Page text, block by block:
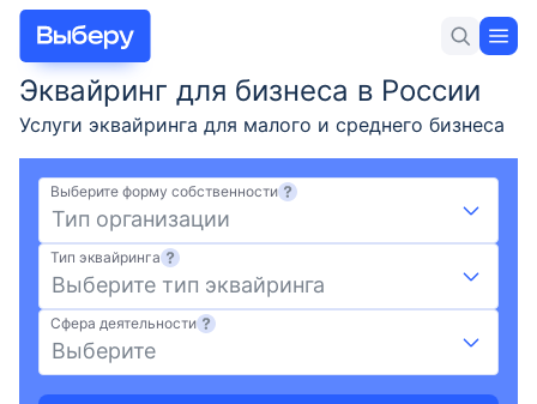
Для себя Для бизнеса Новости и статьи
Лучшие предложения
РКО
Кредиты для бизнеса
Эквайринг для бизнеса в России
Услуги эквайринга для малого и среднего бизнеса
от лучших банков: сравнить предложения и
условия на сегодня 08.08.2026, выбрать выгодный
тариф с минимальной комиссией и удобным
оформлением на Выберу.ру
Выберите форму собственности
Тип организации
Тип эквайринга
Выберите тип эквайринга
Сфера деятельности
Выберите